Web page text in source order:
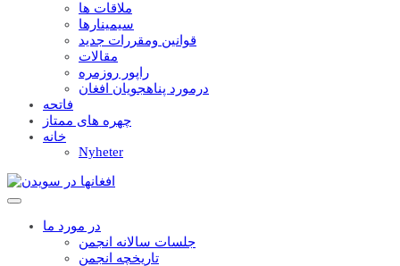
ملاقات ها
سيمينارها
قوانين ومقررات جديد
مقالات
راپور روزمره
درمورد پناهجويان افغان
فاتحه
چهره های ممتاز
خانه
Nyheter
در مورد ما
جلسات سالانه انجمن
تاریخچه انجمن